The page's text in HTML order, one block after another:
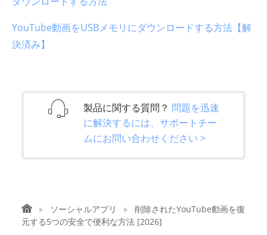
YouTube動画をUSBメモリにダウンロードする方法【解
決済み】
製品に関する質問？ 問題を迅速
に解決するには、サポートチー
ムにお問い合わせください >
ソーシャルアプリ
削除されたYouTube動画を復
元する5つの安全で便利な方法 [2026]